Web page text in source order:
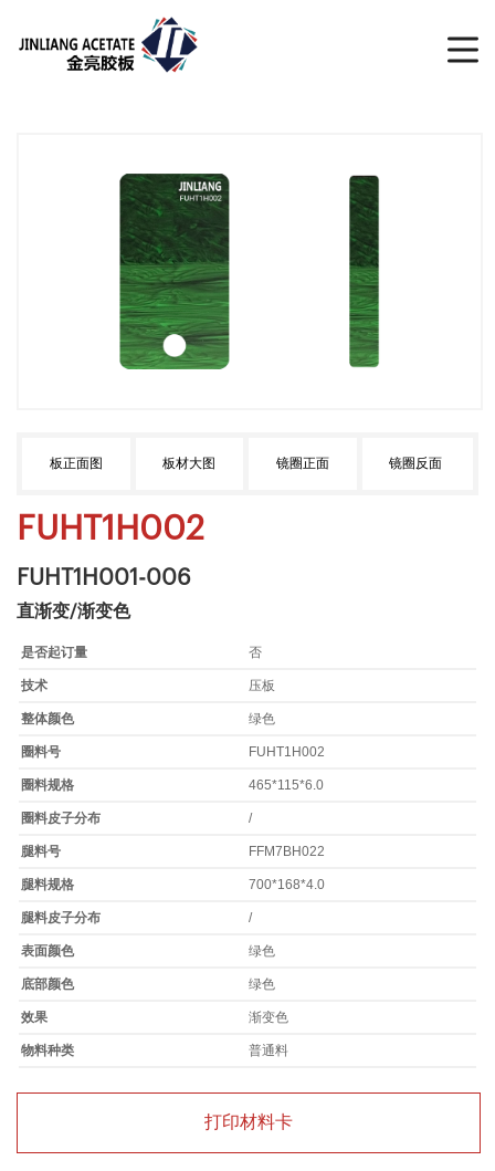
板正面图 板材大图 镜圈正面 镜圈反面
FUHT1H002
FUHT1H001-006
直渐变/渐变色
是否起订量 否
技术 压板
整体颜色 绿色
圈料号 FUHT1H002
圈料规格 465*115*6.0
圈料皮子分布 /
腿料号 FFM7BH022
腿料规格 700*168*4.0
腿料皮子分布 /
表面颜色 绿色
底部颜色 绿色
效果 渐变色
物料种类 普通料
打印材料卡